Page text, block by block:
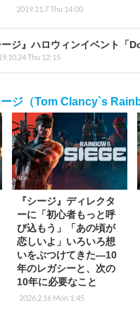
2019.11.7 Thu 14:00
ージ』ハロウィンイベント
Thu 12:15
ジ（Tom Clancy`s
『シージ』ディレクタ
ーに「初心者もっと呼
び込もう」「あの頃が
恋しいよ」いろいろ想
いをぶつけてきた―10
年のレガシーと、次の
10年に必要なこと
2026.2.16 Mon 1:45